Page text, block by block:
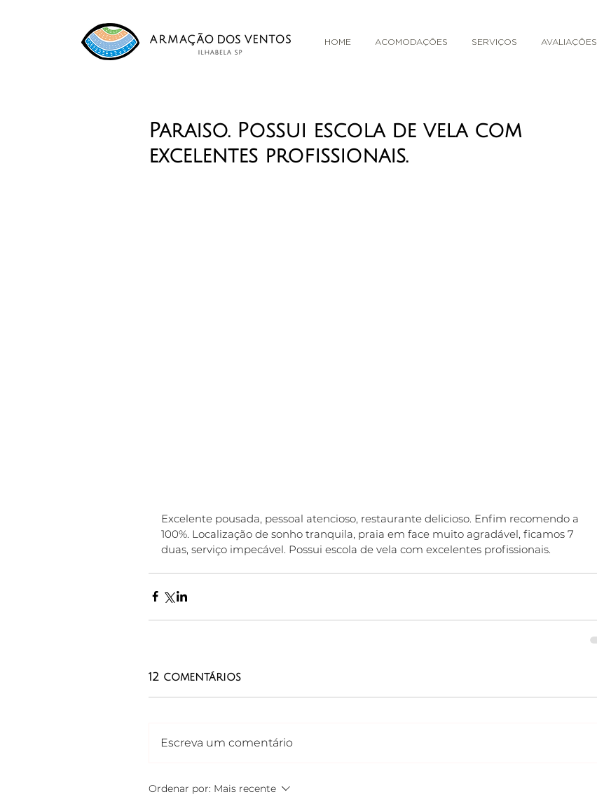
HOME ACOMODAÇÕES SERVIÇOS AVALIAÇÕES
Paraiso. Possui escola de vela com
excelentes profissionais.
Excelente pousada, pessoal atencioso, restaurante delicioso. Enfim recomendo a
100%. Localização de sonho tranquila, praia em face muito agradável, ficamos 7
duas, serviço impecável. Possui escola de vela com excelentes profissionais.
12 comentários
Escreva um comentário
Ordenar por: Mais recente